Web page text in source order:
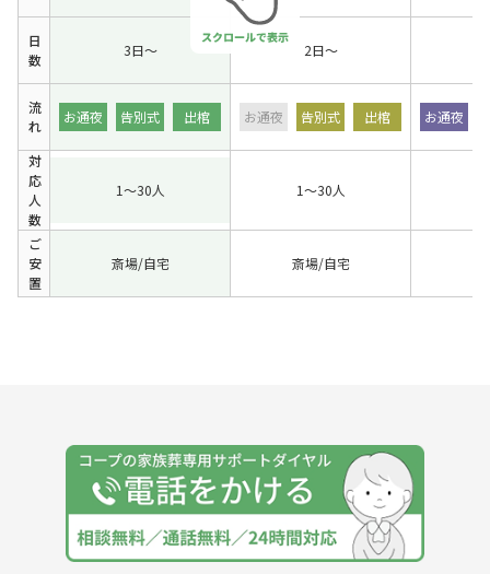
日
数
3日〜 2日〜
流
れ
お通夜 告別式 出棺 お通夜 告別式 出棺 お通夜
対
応
人
数
1〜30人 1〜30人
ご
安
置
斎場/自宅 斎場/自宅